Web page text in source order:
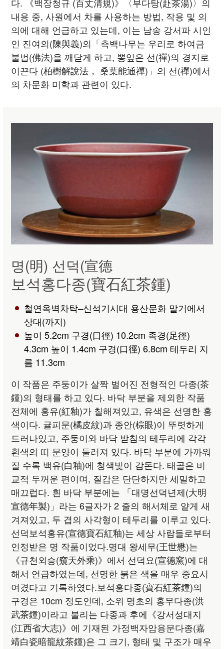
내용 중, 사원에서 차를 사용하는 방법, 작용 및 의
의에 대해 언급하고 있는데, 이는 남송 강서파 시인
인 진여의(陳與義)의「측백나무는 우리로 하여금
불법(佛法)을 깨닫게 하고, 뽕잎은 선(禪)의 경지로
이끈다 (柏樹解說法， 桑葉能通禪)」의 선(禪)에서
의 차문화 미학과 관련이 있다.
명(明) 선덕(宣德
보석홍다종(寶石紅茶鍾)
철연옥벽차탁–신석기시대 용산문화 말기에서
상대(까지)
높이 5.2cm 구경(口徑) 10.2cm 족경(足徑)
4.3cm 높이 1.4cm 구경(口徑) 6.8cm 테두리 지
름 11.3cm
이 작품은 주둥이가 살짝 벌어진 전형적인 다종(茶
鍾)의 형태를 하고 있다. 바닥 부분을 제외한 작품
전체에 홍유(紅釉)가 칠해져있고, 유색은 선명한 홍
색이다. 귤피문(橘皮紋)과 종안(棕眼)이 뚜렷하게
드러나있고, 주둥이와 바닥 받침의 테두리에 각각
흰색의 띠 문양이 둘러져 있다. 바닥 부분에 가까워
질 수록 백유(白釉)에 청색빛이 감돈다. 태골은 비
교적 두꺼운 편이며, 질감은 단단하지만 세밀하고
매끄럽다. 흰 바닥 부분에는 「대명선덕년제(大明
宣德年製)」라는 6글자가 2 줄의 해서체로 얕게 새
겨져있고, 두 겹의 사각형이 테두리를 이루고 있다.
선덕보석홍유(宣德寶石紅釉)는 세상 사람들로부터
인정받은 명 작품이었다.명대 왕세무(王世懋)는
《규천외승(窺天外乘)》에서 선덕요(宣德窯)에 대
해서 언급하였는데, 선명한 붉은 색을 매우 중요시
여겼다고 기록하였다.보석홍다종(寶石紅茶鍾)의
구경은 10cm 정도인데, 소위 명초의 홍무다종(洪
武茶鍾)이라고 불리는 다종과 후에《강서성대지
(江西省大志)》에 기재된 가정백자암용문다종(嘉
靖白瓷暗龍紋茶鍾)은 그 크기, 형태 및 구조가 매우